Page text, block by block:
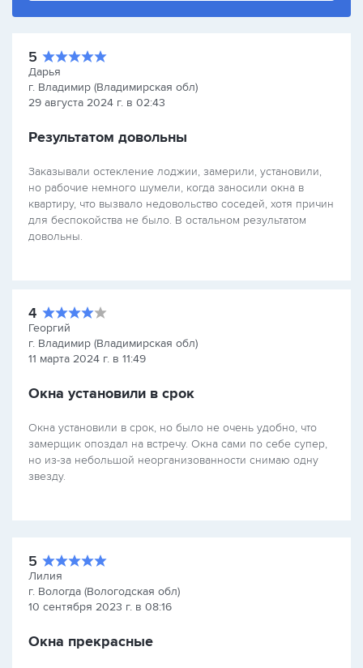
5
Дарья
г. Владимир (Владимирская обл)
29 августа 2024 г. в 02:43
Результатом довольны
Заказывали остекление лоджии, замерили, установили,
но рабочие немного шумели, когда заносили окна в
квартиру, что вызвало недовольство соседей, хотя причин
для беспокойства не было. В остальном результатом
довольны.
4
Георгий
г. Владимир (Владимирская обл)
11 марта 2024 г. в 11:49
Окна установили в срок
Окна установили в срок, но было не очень удобно, что
замерщик опоздал на встречу. Окна сами по себе супер,
но из-за небольшой неорганизованности снимаю одну
звезду.
5
Лилия
г. Вологда (Вологодская обл)
10 сентября 2023 г. в 08:16
Окна прекрасные